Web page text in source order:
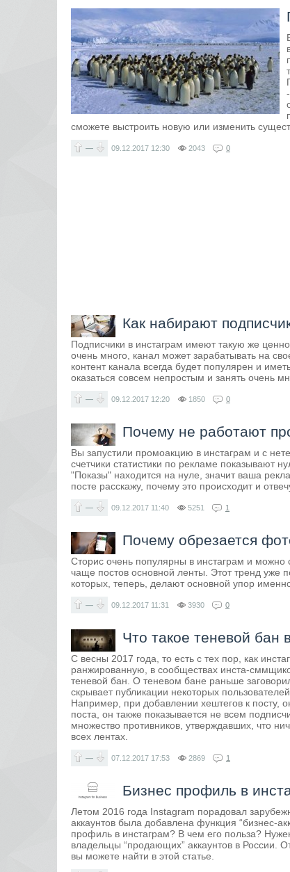
сможете выстроить новую или изменить
— 09.12.2017 12:30 2043 0
Как набирают
Подписчики в инстаграм имеют такую же
очень много, канал может зарабатывать на
контент канала всегда будет популярен и
оказаться совсем непростым и занять очень
— 09.12.2017 12:20 1850 0
Почему не работают
Вы запустили промоакцию в инстаграм и с
счетчики статистики по рекламе показывают
"Показы" находится на нуле, значит ваша
посте расскажу, почему это происходит и
— 09.12.2017 11:40 5251 1
Почему обрезается
Сторис очень популярны в инстаграм и можно
чаще постов основной ленты. Этот тренд уже
которых, теперь, делают основной упор
— 09.12.2017 11:31 3930 0
Что такое теневой бан
С весны 2017 года, то есть с тех пор, как
ранжированную, в сообществах инста-
теневой бан. О теневом бане раньше
скрывает публикации некоторых
Например, при добавлении хештегов к посту,
поста, он также показывается не всем
множество противников, утверждавших, что
всех лентах.
— 07.12.2017 17:53 2869 1
Бизнес профиль в
Летом 2016 года Instagram порадовал
аккаунтов была добавлена функция “бизнес-
профиль в инстаграм? В чем его польза?
владельцы “продающих” аккаунтов в России.
вы можете найти в этой статье.